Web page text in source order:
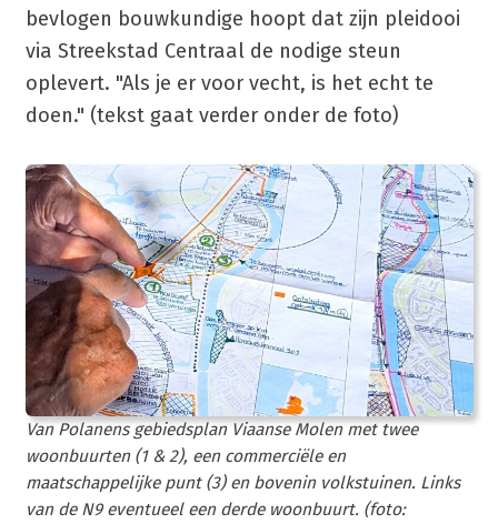
bevlogen bouwkundige hoopt dat zijn pleidooi
via Streekstad Centraal de nodige steun
oplevert. "Als je er voor vecht, is het echt te
doen." (tekst gaat verder onder de foto)
Van Polanens gebiedsplan Viaanse Molen met twee
woonbuurten (1 & 2), een commerciële en
maatschappelijke punt (3) en bovenin volkstuinen. Links
van de N9 eventueel een derde woonbuurt. (foto: